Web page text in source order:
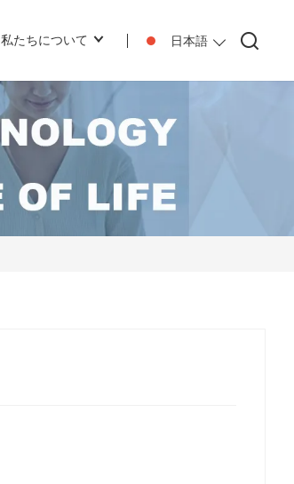
日本語
私たちについて